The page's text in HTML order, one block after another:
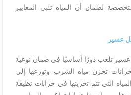
لضمان أن المياه تلبي المعايير
عسير
تلعب دورًا أساسيًا في ضمان نوعية
تخزن مياه الشرب وتوزعها إلى
التي تتم تخزينها في خزانات نظيفة